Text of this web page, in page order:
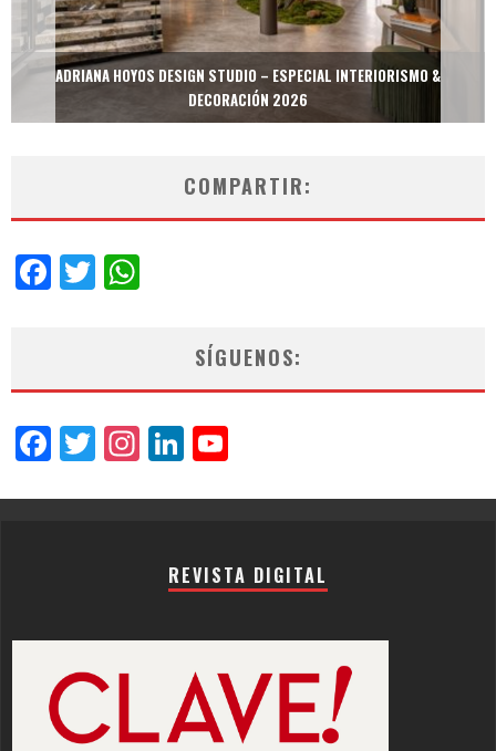
ADRIANA HOYOS DESIGN STUDIO – ESPECIAL INTERIORISMO &
DECORACIÓN 2026
COMPARTIR:
Facebook
Twitter
SÍGUENOS:
Facebook
Twitter
Instagram
LinkedIn
REVISTA DIGITAL